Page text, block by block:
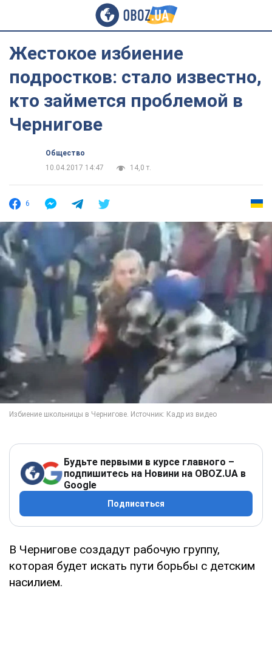
Жестокое избиение
подростков: стало известно,
кто займется проблемой в
Чернигове
Общество
10.04.2017 14:47
14,0 т.
6
Будьте первыми в курсе главного –
подпишитесь на Новини на OBOZ.UA в
Google
Подписаться
В Чернигове создадут рабочую группу,
которая будет искать пути борьбы с детским
насилием.